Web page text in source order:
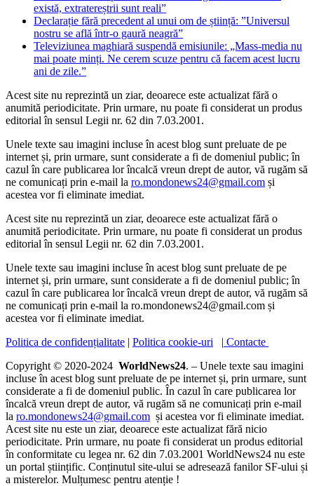
există, extratereștrii sunt reali”
Declarație fără precedent al unui om de știință: ”Universul
nostru se află într-o gaură neagră”
Televiziunea maghiară suspendă emisiunile: „Mass-media nu
mai poate minți. Ne cerem scuze pentru că facem acest lucru
ani de zile.”
Acest site nu reprezintă un ziar, deoarece este actualizat fără o
anumită periodicitate. Prin urmare, nu poate fi considerat un produs
editorial în sensul Legii nr. 62 din 7.03.2001.
Unele texte sau imagini incluse în acest blog sunt preluate de pe
internet și, prin urmare, sunt considerate a fi de domeniul public; în
cazul în care publicarea lor încalcă vreun drept de autor, vă rugăm să
ne comunicați prin e-mail la ro.mondonews24@gmail.com și
acestea vor fi eliminate imediat.
Acest site nu reprezintă un ziar, deoarece este actualizat fără o
anumită periodicitate. Prin urmare, nu poate fi considerat un produs
editorial în sensul Legii nr. 62 din 7.03.2001.
Unele texte sau imagini incluse în acest blog sunt preluate de pe
internet și, prin urmare, sunt considerate a fi de domeniul public; în
cazul în care publicarea lor încalcă vreun drept de autor, vă rugăm să
ne comunicați prin e-mail la ro.mondonews24@gmail.com și
acestea vor fi eliminate imediat.
Politica de confidențialitate | Politica cookie-uri | Contacte
Copyright © 2020-2024 WorldNews24. – Unele texte sau imagini
incluse în acest blog sunt preluate de pe internet și, prin urmare, sunt
considerate a fi de domeniul public. În cazul în care publicarea lor
încalcă vreun drept de autor, vă rugăm să ne comunicați prin e-mail
la ro.mondonews24@gmail.com și acestea vor fi eliminate imediat.
Acest site nu este un ziar, deoarece este actualizat fără nicio
periodicitate. Prin urmare, nu poate fi considerat un produs editorial
în conformitate cu legea nr. 62 din 7.03.2001 WorldNews24 nu este
un portal științific. Conținutul site-ului se adresează fanilor SF-ului și
a misterelor. Mulțumesc pentru atenție !